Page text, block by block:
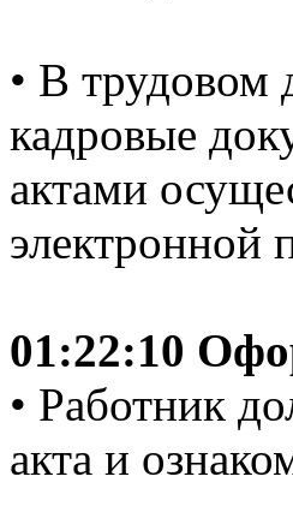
• В трудовом
кадровые
актами
электронной
01:22:10
• Работник
акта и